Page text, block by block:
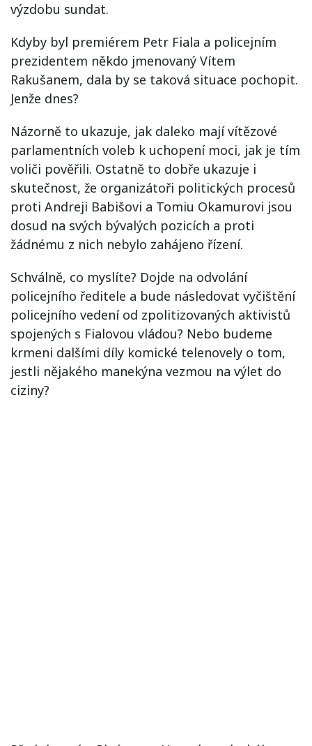
výzdobu sundat.
Kdyby byl premiérem Petr Fiala a policejním
prezidentem někdo jmenovaný Vítem
Rakušanem, dala by se taková situace pochopit.
Jenže dnes?
Názorně to ukazuje, jak daleko mají vítězové
parlamentních voleb k uchopení moci, jak je tím
voliči pověřili. Ostatně to dobře ukazuje i
skutečnost, že organizátoři politických procesů
proti Andreji Babišovi a Tomiu Okamurovi jsou
dosud na svých bývalých pozicích a proti
žádnému z nich nebylo zahájeno řízení.
Schválně, co myslíte? Dojde na odvolání
policejního ředitele a bude následovat vyčištění
policejního vedení od zpolitizovaných aktivistů
spojených s Fialovou vládou? Nebo budeme
krmeni dalšími díly komické telenovely o tom,
jestli nějakého manekýna vezmou na výlet do
ciziny?